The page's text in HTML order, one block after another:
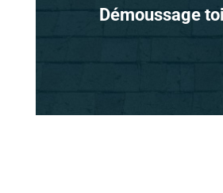
Démoussage